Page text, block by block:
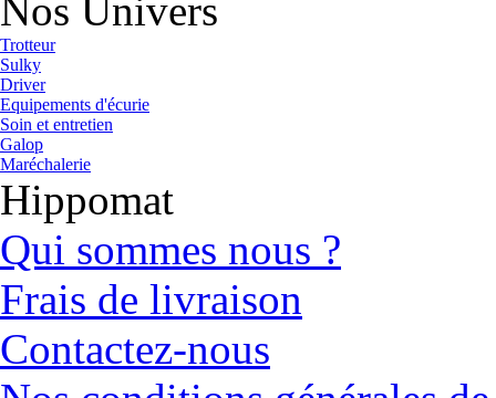
Nos Univers
Trotteur
Sulky
Driver
Equipements d'écurie
Soin et entretien
Galop
Maréchalerie
Hippomat
Qui sommes nous ?
Frais de livraison
Contactez-nous